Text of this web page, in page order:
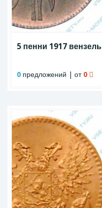
5 пенни 1917 вензель
0 предложений | от 0